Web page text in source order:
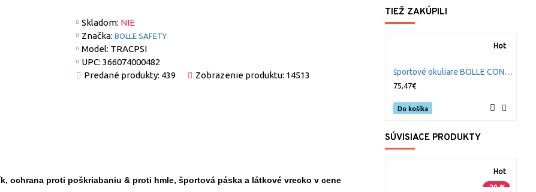
Skladom: NIE
Značka: BOLLE SAFETY
Model: TRACPSI
UPC: 366074000482
Predané produkty: 439
Zobrazenie produktu: 14513
proti poškriabaniu & proti hmle, športová páska a látkové vrecko v cene
TIEŽ ZAKÚPILI
Hot
športové okuliare BOLLE CONTOUR polarizované
75,47€
Do košíka
SÚVISIACE PRODUKTY
Hot
-20 %